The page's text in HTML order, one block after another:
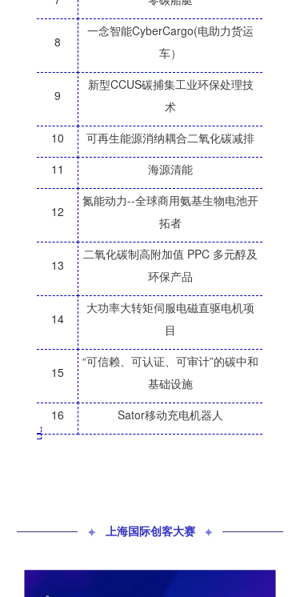
8
一念智能CyberCargo(电助力货运
车）
9
新型CCUS碳捕集工业环保处理技
术
10
可再生能源消纳耦合二氧化碳减排
11
海源清能
12
氮能动力--全球商用氨基生物电池开
拓者
13
二氧化碳制高附加值 PPC 多元醇及
环保产品
14
大功率大转矩伺服电磁直驱电机项
目
15
“可信赖、可认证、可审计”的碳中和
基础设施
16
Sator移动充电机器人
✦ 上海国际创客大赛 ✦